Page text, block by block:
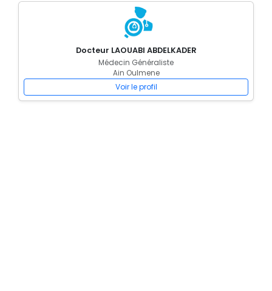
Docteur LAOUABI ABDELKADER
Médecin Généraliste
Ain Oulmene
Voir le profil